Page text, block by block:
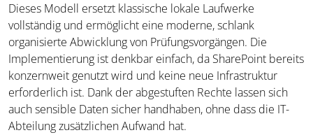
Dieses Modell ersetzt klassische lokale Laufwerke
vollständig und ermöglicht eine moderne, schlank
organisierte Abwicklung von Prüfungsvorgängen. Die
Implementierung ist denkbar einfach, da SharePoint bereits
konzernweit genutzt wird und keine neue Infrastruktur
erforderlich ist. Dank der abgestuften Rechte lassen sich
auch sensible Daten sicher handhaben, ohne dass die IT-
Abteilung zusätzlichen Aufwand hat.